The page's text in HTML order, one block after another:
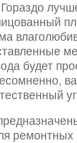
будет
ремонтных